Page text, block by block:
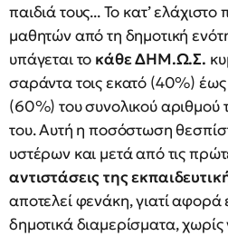
παιδιά τους... Το κατ’
μαθητών από τη δημοτική
υπάγεται το κάθε ΔΗΜ.Ω.Σ.
σαράντα τοις εκατό (40%) έως
(60%) του συνολικού αριθμού
του. Αυτή η ποσόστωση
υστέρων και μετά από τις
αντιστάσεις της
αποτελεί φενάκη, γιατί αφορά
δημοτικά διαμερίσματα, χωρίς